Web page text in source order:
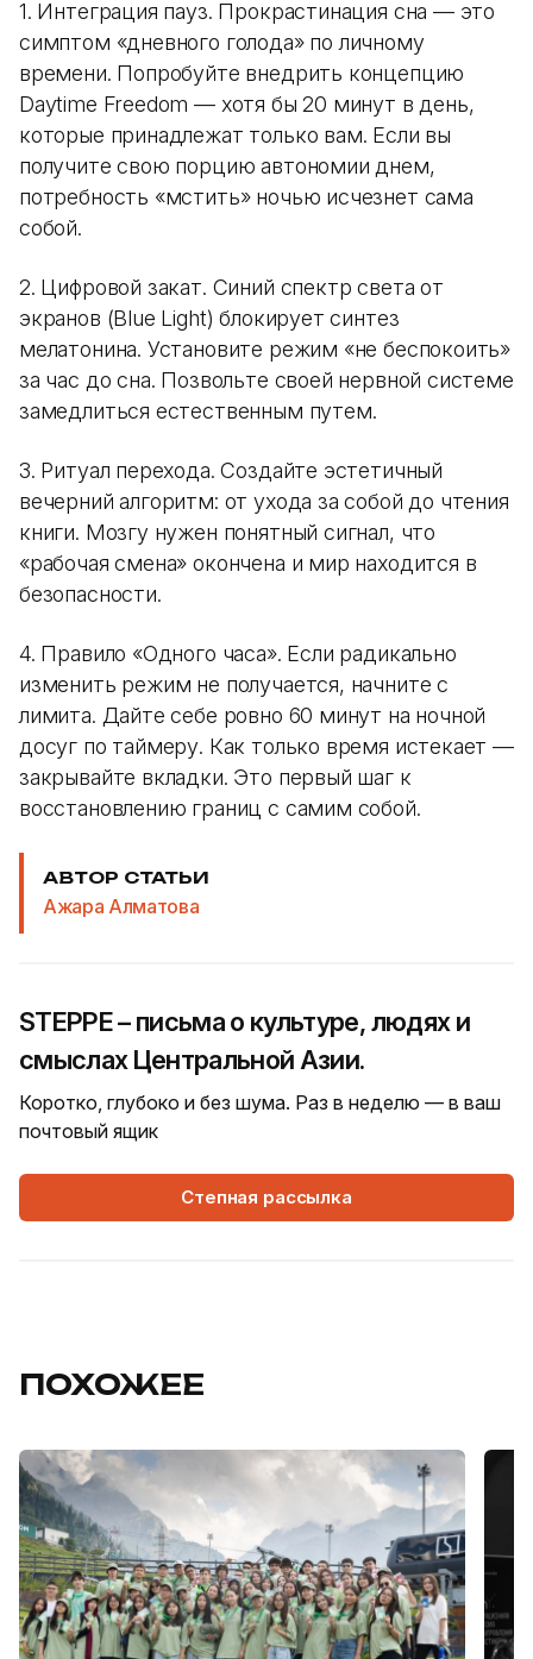
1. Интеграция пауз. Прокрастинация сна — это
симптом «дневного голода» по личному
времени. Попробуйте внедрить концепцию
Daytime Freedom — хотя бы 20 минут в день,
которые принадлежат только вам. Если вы
получите свою порцию автономии днем,
потребность «мстить» ночью исчезнет сама
собой.
2. Цифровой закат. Синий спектр света от
экранов (Blue Light) блокирует синтез
мелатонина. Установите режим «не беспокоить»
за час до сна. Позвольте своей нервной системе
замедлиться естественным путем.
3. Ритуал перехода. Создайте эстетичный
вечерний алгоритм: от ухода за собой до чтения
книги. Мозгу нужен понятный сигнал, что
«рабочая смена» окончена и мир находится в
безопасности.
4. Правило «Одного часа». Если радикально
изменить режим не получается, начните с
лимита. Дайте себе ровно 60 минут на ночной
досуг по таймеру. Как только время истекает —
закрывайте вкладки. Это первый шаг к
восстановлению границ с самим собой.
АВТОР СТАТЬИ
Ажара Алматова
STEPPE – письма о культуре, людях и
смыслах Центральной Азии.
Коротко, глубоко и без шума. Раз в неделю — в ваш
почтовый ящик
Степная рассылка
ПОХОЖЕЕ